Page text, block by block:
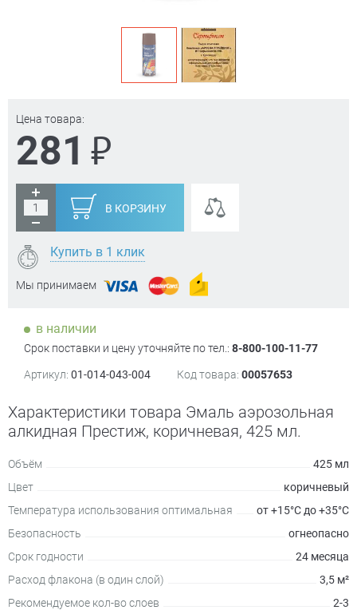
Цена товара:
281 ₽
В КОРЗИНУ
Купить в 1 клик
Мы принимаем
в наличии
Срок поставки и цену уточняйте по тел.: 8-800-100-11-77
Артикул: 01-014-043-004 Код товара: 00057653
Характеристики товара Эмаль аэрозольная
алкидная Престиж, коричневая, 425 мл.
Объём
425 мл
Цвет
коричневый
Температура использования оптимальная
от +15°C до +35°C
Безопасность
огнеопасно
Срок годности
24 месяца
Расход флакона (в один слой)
3,5 м²
Рекомендуемое кол-во слоев
2-3